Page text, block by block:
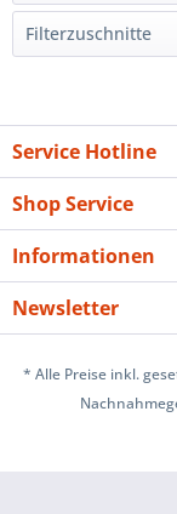
Filterzuschnitte
Service Hotline
Shop Service
Informationen
Newsletter
* Alle Preise inkl.